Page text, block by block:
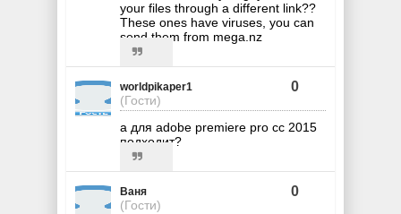
your files through a different link??
These ones have viruses, you can
send them from mega.nz
worldpikaper1
(Гости)
0
а для adobe premiere pro cc 2015
подходит?
Ваня
(Гости)
0